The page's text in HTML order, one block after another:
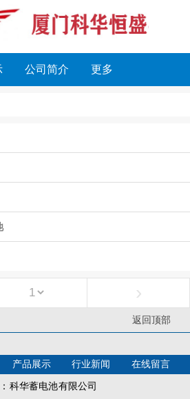
公司简介 更多
›
返回顶部
产品展示 行业新闻
在线留言
科华蓄电池有限公司